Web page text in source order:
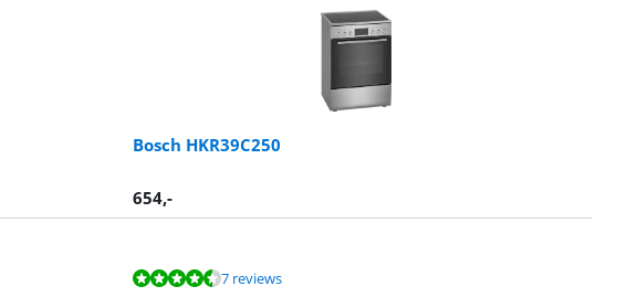
Bosch HKR39C250
654,-
7 reviews